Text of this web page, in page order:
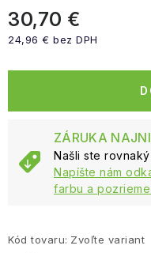
30,70 €
24,96 € bez DPH
ZÁRUKA
Našli ste
Napíšte nám
farbu a
Kód tovaru: Zvoľte variant